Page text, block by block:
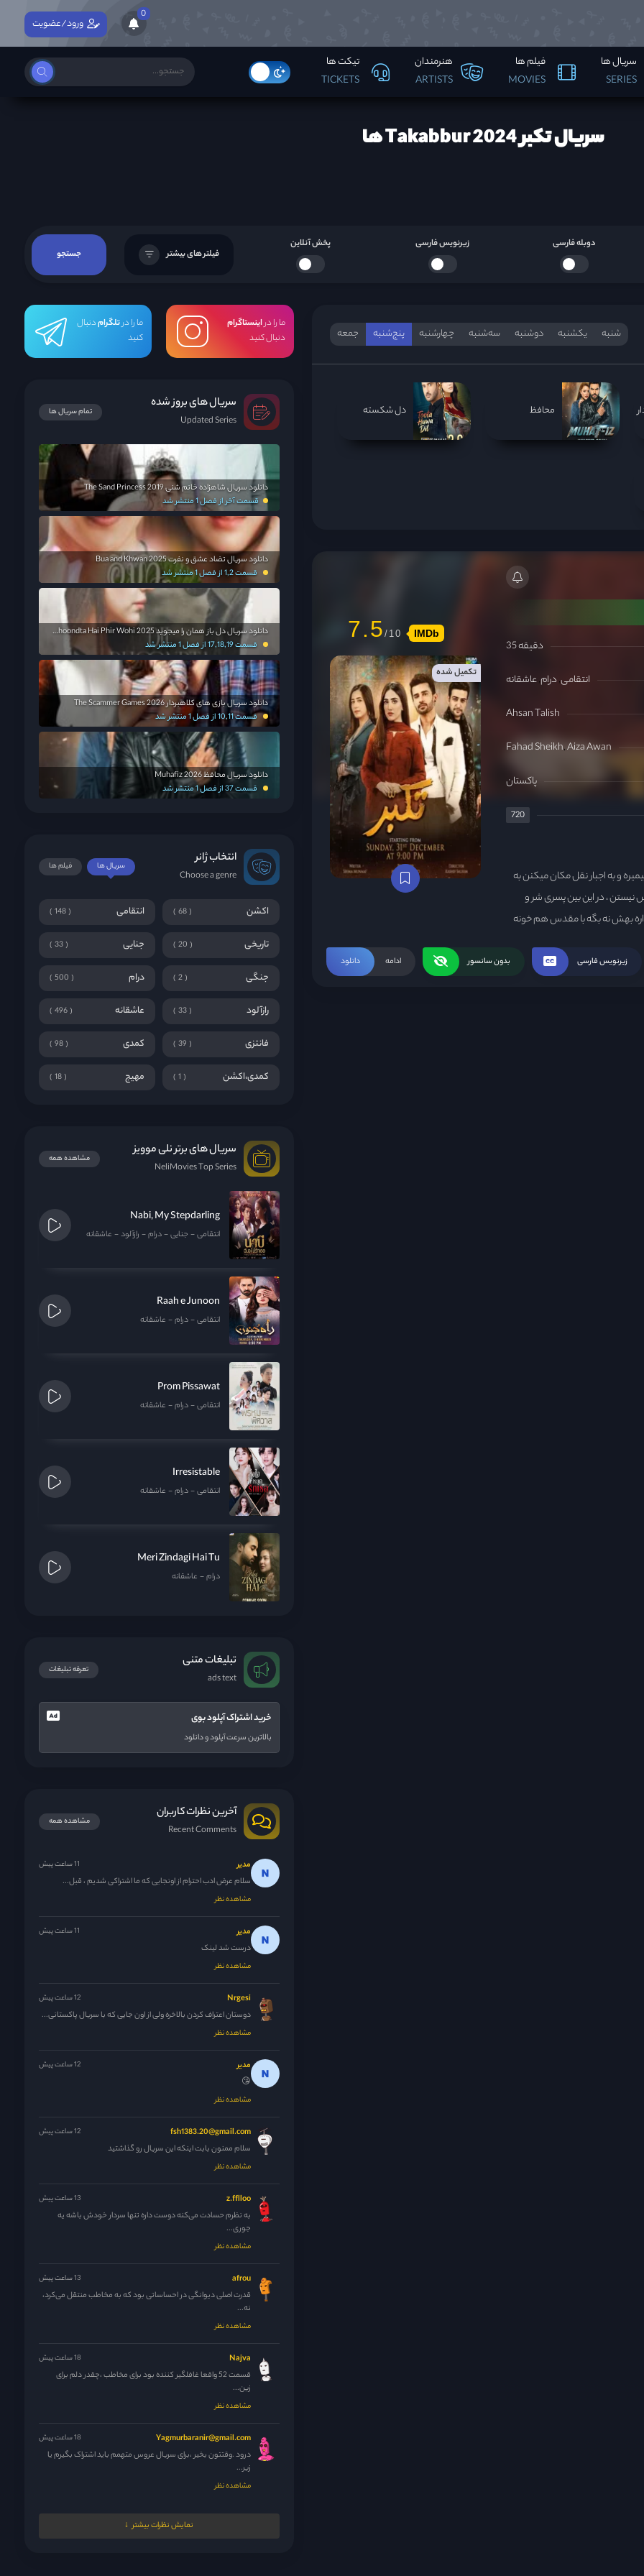
0
سریال ها
SERIES
فیلم ها
MOVIES
هنرمندان
ARTISTS
تیکت ها
TICKETS
ورود/عضویت
سریال تکبر Takabbur 2024 ها
دوبله فارسی زیرنویس فارسی پخش آنلاین
فیلتر های بیشتر جستجو
شنبه یکشنبه دوشنبه سه‌‌شنبه چهارشنبه پنج‌شنبه جمعه
محافظ دل شکسته
35 دقیقه
انتقامی درام عاشقانه
Ahsan Talish
Fahad Sheikh Aiza Awan
پاکستان
720
و به اجبار نقل مکان میکنن به
نیستن ، در این بین پسری شر و
بهش نه بگه با مقدس هم خونه
مقدس خواستکار داره
ادامه دانلود زیرنویس فارسی بدون سانسور
7.5 IMDb
تکمیل شده
ما را دراینستاگرام
دنبال کنید
ما را درتلگرامدنبال
کنید
سریال های بروز شده
Updated Series
تمام سریال ها
دانلود سریال شاهزاده خانم شنی The Sand Princess 2019
قسمت آخر از فصل 1 منتشر شد
دانلود سریال تضاد عشق و نفرت Bua and Khwan 2025
قسمت 1,2 از فصل 1 منتشر شد
دانلود سریال دل باز همان را میجوید Dil Dhoondta Hai Phir Wohi 2025
قسمت 17,18,19 از فصل 1 منتشر شد
دانلود سریال بازی های کلاهبردار The Scammer Games 2026
قسمت 10,11 از فصل 1 منتشر شد
دانلود سریال محافظ Muhafiz 2026
قسمت 37 از فصل 1 منتشر شد
انتخاب ژانر
Choose a genre
فیلم ها سریال ها
اکشن 68 انتقامی 148
تاریخی 20 جنایی 33
جنگی 2 درام 500
رازآلود 33 عاشقانه 496
فانتزی 39 کمدی 98
کمدی،اکشن 1 مهیج 18
سریال های برتر نلی موویز
NeliMovies Top Series
مشاهده همه
Nabi, My Stepdarling
انتقامی جنایی درام رازآلود عاشقانه
Raah e Junoon
انتقامی درام عاشقانه
Prom Pissawat
انتقامی درام عاشقانه
Irresistable
انتقامی درام عاشقانه
Meri Zindagi Hai Tu
درام عاشقانه
تبلیغات متنی
ads text
تعرفه تبلیغات
خرید اشتراک آپلود بوی
بالاترین سرعت آپلود و دانلود
آخرین نظرات کاربران
Recent Comments
مشاهده همه
مدیر 11 ساعت پیش
سلام عرض ادب احترام از اونجایی که ما اشتراکی شدیم ، قبل...
مشاهده نظر
مدیر 11 ساعت پیش
درست شد لینک
مشاهده نظر
Nrgesi 12 ساعت پیش
دوستان اعتراف کردن بالاخره ولی از اون جایی که با سریال پاکستانی...
مشاهده نظر
مدیر 12 ساعت پیش
😘
مشاهده نظر
fsh1383.20@gmail.com 12 ساعت پیش
سلام ممنون بابت اینکه این سریال رو گذاشتید
مشاهده نظر
z.fflloo 13 ساعت پیش
به نظرم حسادت می‌کنه دوست داره تنها سردار خودش باشه یه
جوری...
مشاهده نظر
afrou 13 ساعت پیش
قدرت اصلی دیوانگی در احساساتی بود که به مخاطب منتقل می‌کرد،
نه...
مشاهده نظر
Najva 18 ساعت پیش
قسمت 52 واقعا غافلگیر کننده بود برای مخاطب ،چقدر دلم برای
زین...
مشاهده نظر
Yagmurbaranir@gmail.com 18 ساعت پیش
درود .وقتتون بخیر ،برای سریال عروس متهمم باید اشتراک بگیرم یا
زیر...
مشاهده نظر
فدای خودت و مادرت
نمایش نظرات بیشتر